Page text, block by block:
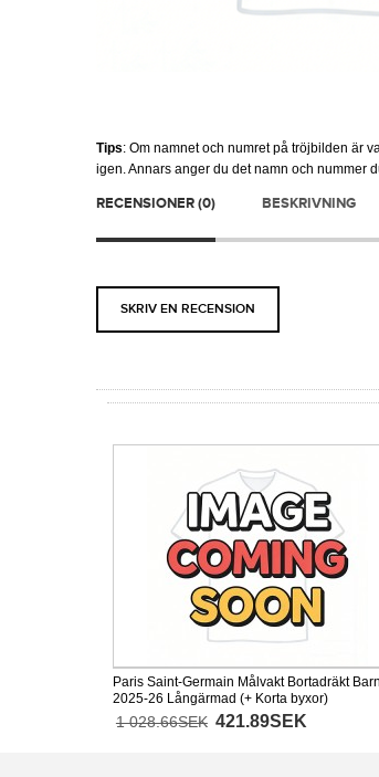
Tips: Om namnet och numret på tröjbilden är
igen. Annars anger du det namn och nummer
RECENSIONER (0) BESKRIVNING
SKRIV EN RECENSION
Paris Saint-Germain Målvakt Bortadräkt Barn
2025-26 Långärmad (+ Korta byxor)
1 028.66SEK 421.89SEK